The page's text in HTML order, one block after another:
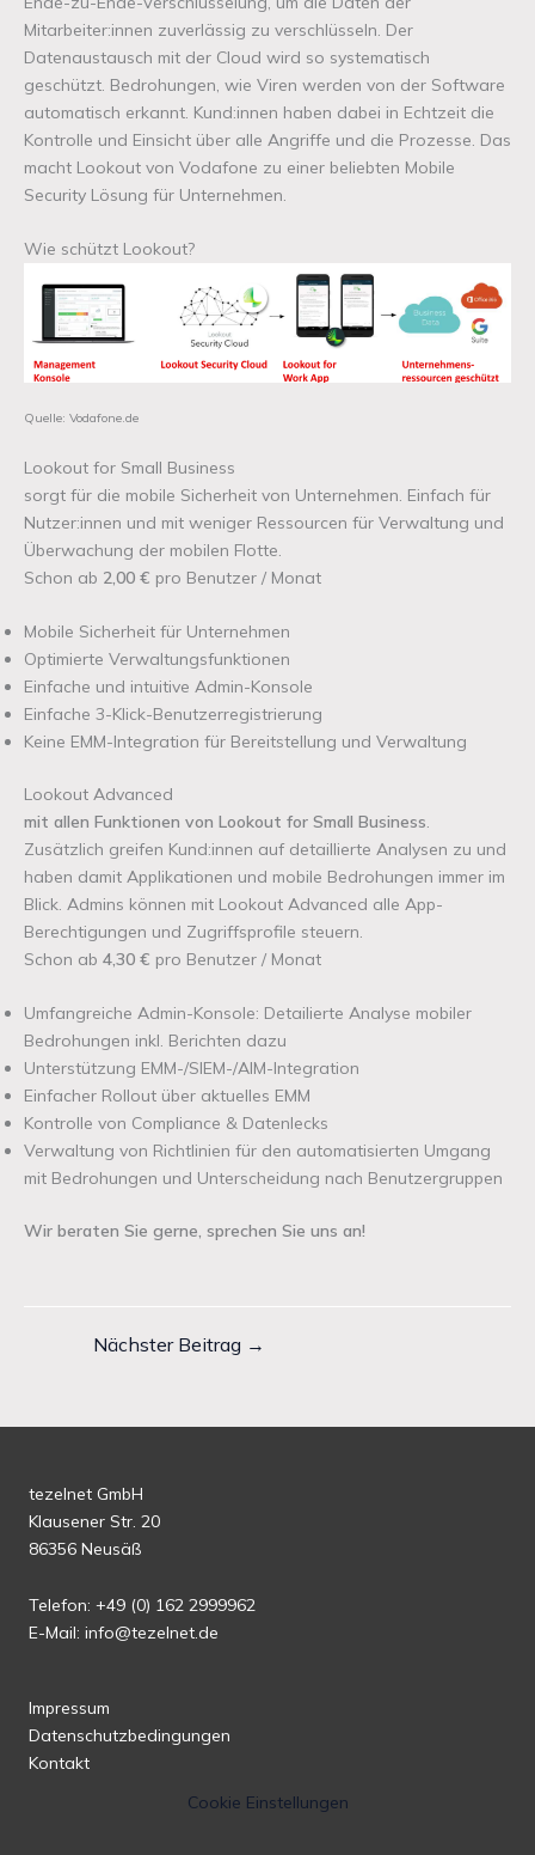
Mitarbeiter:innen zuverlässig zu verschlüsseln. Der
Datenaustausch mit der Cloud wird so systematisch
geschützt. Bedrohungen, wie Viren werden von der Software
automatisch erkannt. Kund:innen haben dabei in Echtzeit die
Kontrolle und Einsicht über alle Angriffe und die Prozesse. Das
macht Lookout von Vodafone zu einer beliebten Mobile
Security Lösung für Unternehmen.
Wie schützt Lookout?
Quelle: Vodafone.de
Lookout for Small Business
sorgt für die mobile Sicherheit von Unternehmen. Einfach für
Nutzer:innen und mit weniger Ressourcen für Verwaltung und
Überwachung der mobilen Flotte.
Schon ab 2,00 € pro Benutzer / Monat
Mobile Sicherheit für Unternehmen
Optimierte Verwaltungsfunktionen
Einfache und intuitive Admin-Konsole
Einfache 3-Klick-Benutzerregistrierung
Keine EMM-Integration für Bereitstellung und Verwaltung
Lookout Advanced
mit allen Funktionen von Lookout for Small Business.
Zusätzlich greifen Kund:innen auf detaillierte Analysen zu und
haben damit Applikationen und mobile Bedrohungen immer im
Blick. Admins können mit Lookout Advanced alle App-
Berechtigungen und Zugriffsprofile steuern.
Schon ab 4,30 € pro Benutzer / Monat
Umfangreiche Admin-Konsole: Detailierte Analyse mobiler
Bedrohungen inkl. Berichten dazu
Unterstützung EMM-/SIEM-/AIM-Integration
Einfacher Rollout über aktuelles EMM
Kontrolle von Compliance & Datenlecks
Verwaltung von Richtlinien für den automatisierten Umgang
mit Bedrohungen und Unterscheidung nach Benutzergruppen
Wir beraten Sie gerne, sprechen Sie uns an!
Nächster Beitrag →
tezelnet GmbH
Klausener Str. 20
86356 Neusäß
Telefon: +49 (0) 162 2999962
E-Mail: info@tezelnet.de
Impressum
Datenschutzbedingungen
Kontakt
Cookie Einstellungen